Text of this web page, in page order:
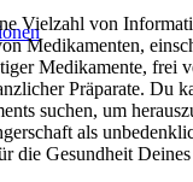
Vielzahl von
Medikamenten,
Medikamente, frei
Präparate. Du
suchen, um
als
die Gesundheit